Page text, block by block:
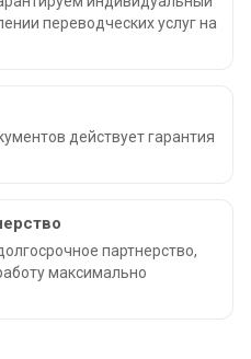
переводческих услуг на
действует гарантия
партнерство,
максимально